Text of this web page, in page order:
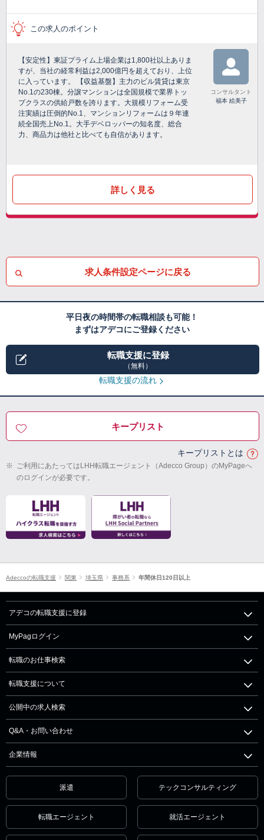
この求人のポイント
【安定性】東証プライム上場企業は1,800社以上ありま
すが、当社の経常利益は2,000億円を超えており、上位
に入っています。 【収益基盤】主力のビル賃貸は東京
No.1の230棟。分譲マンションは全国規模で業界トッ
プクラスの供給戸数を誇ります。大規模リフォーム受
注実績は圧倒的No.1、マンションリフォームは９年連
続全国売上No.1。大手デベロッパーの知名度、総合
力、商品力は他社と比べても自信があります。
コンサルタント
福本 絵美子
詳しく見る
求人条件設定ページに戻る
平日夜の時間帯の転職相談も可能！
まずはアデコにご登録ください
転職支援に登録
（無料）
転職支援の流れ
キープリスト
キープリストとは
※ ご利用にあたってはLHH転職エージェント（Adecco Group）のMyPageへ
のログインが必要です。
Adeccoの転職支援 関東 埼玉県 事務系 年間休日120日以上
アデコの転職支援に登録
MyPagログイン
転職のお仕事検索
転職支援について
公開中の求人検索
Q&A・お問い合わせ
企業情報
派遣 テックコンサルティング
転職エージェント 就活エージェント